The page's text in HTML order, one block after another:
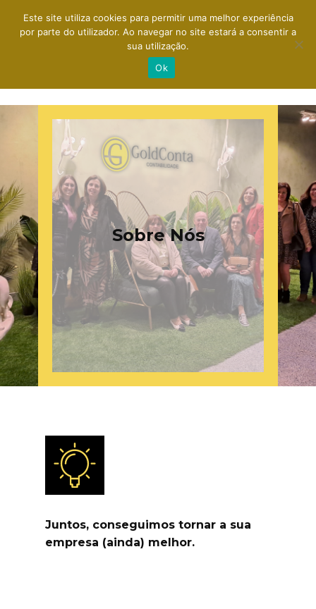
Sobre Nós
Juntos, conseguimos tornar a sua
empresa (ainda) melhor.
Este site utiliza cookies para permitir uma melhor experiência
por parte do utilizador. Ao navegar no site estará a consentir a
sua utilização.
Ok